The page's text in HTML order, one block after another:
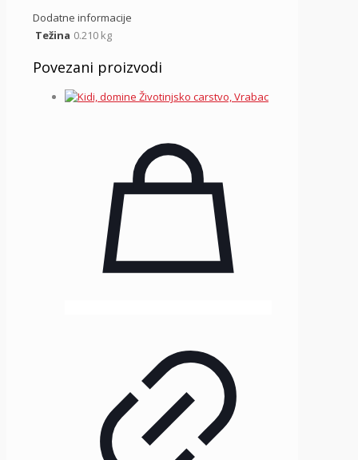
Dodatne informacije
Težina 0.210 kg
Povezani proizvodi